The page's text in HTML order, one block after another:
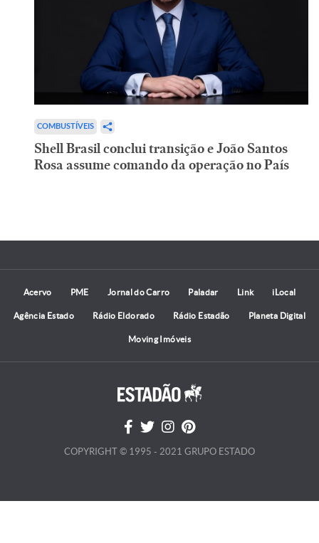
COMBUSTÍVEIS
Shell Brasil conclui transição e João Santos
Rosa assume comando da operação no País
Acervo PME Jornal do Carro Paladar Link iLocal
Agência Estado Rádio Eldorado Rádio Estadão Planeta Digital
Moving Imóveis
COPYRIGHT © 1995 - 2021 GRUPO ESTADO